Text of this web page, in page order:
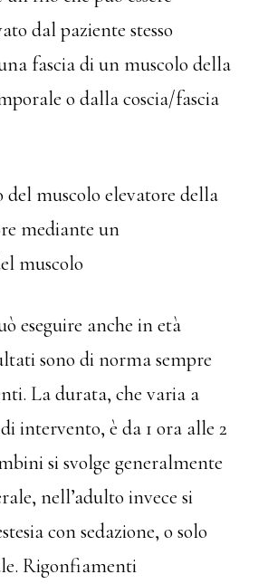
dal paziente stesso
fascia di un muscolo della
o dalla coscia/fascia
muscolo elevatore della
mediante un
muscolo
eseguire anche in età
sono di norma sempre
La durata, che varia a
intervento, è da 1 ora alle 2
si svolge generalmente
nell’adulto invece si
con sedazione, o solo
Rigonfiamenti